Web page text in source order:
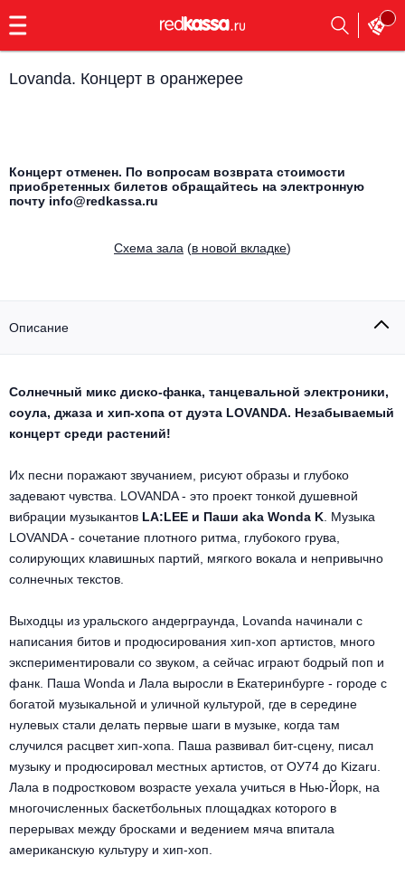
Выбрать мероприятие
Контакты
23:00
Заказать
Инди
Панк
Поп и эстрада
Классическая музыка
Джаз и блюз
Этно, фолк, кантри
Рок
Шансон, романс, авторская песня
Металл
Поэтический вечер
Известные актёры
Комедия
Творческий вечер
Мюзикл, оперетта
Музыкальный спектакль
Спектакль
Иммерсивный спектакль
Другое для детей
Детский спектакль
Детское шоу
Детский мюзикл
Все события
Все события
Lovanda. Концерт в оранжерее
Концерт отменен. По вопросам возврата стоимости
приобретенных билетов обращайтесь на электронную
почту info@redkassa.ru
Cхема зала (в новой вкладке)
Описание
Солнечный микс диско-фанка, танцевальной электроники,
соула, джаза и хип-хопа от дуэта LOVANDA. Незабываемый
концерт среди растений!
Их песни поражают звучанием, рисуют образы и глубоко
задевают чувства. LOVANDA - это проект тонкой душевной
вибрации музыкантов LA:LEE и Паши aka Wonda K . Музыка
LOVANDA - сочетание плотного ритма, глубокого грува,
солирующих клавишных партий, мягкого вокала и непривычно
солнечных текстов.
Выходцы из уральского андерграунда, Lovanda начинали с
написания битов и продюсирования хип-хоп артистов, много
экспериментировали со звуком, а сейчас играют бодрый поп и
фанк. Паша Wonda и Лала выросли в Екатеринбурге - городе с
богатой музыкальной и уличной культурой, где в середине
нулевых стали делать первые шаги в музыке, когда там
случился расцвет хип-хопа. Паша развивал бит-сцену, писал
музыку и продюсировал местных артистов, от ОУ74 до Kizaru.
Лала в подростковом возрасте уехала учиться в Нью-Йорк, на
многочисленных баскетбольных площадках которого в
перерывах между бросками и ведением мяча впитала
американскую культуру и хип-хоп.